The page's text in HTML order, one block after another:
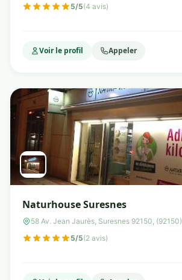
5/5(4 avis)
Voir le profil Appeler
Naturhouse Suresnes
58 Av. Jean Jaurès, Suresnes 92150, (92150)
5/5(2 avis)